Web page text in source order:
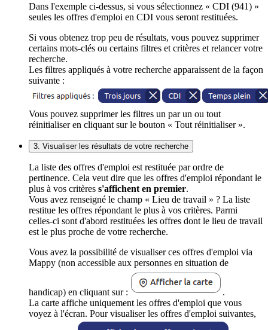
Dans l'exemple ci-dessus, si vous sélectionnez « CDI (941) »
seules les offres d'emploi en CDI vous seront restituées.
Si vous obtenez trop peu de résultats, vous pouvez supprimer
certains mots-clés ou certains filtres et critères et relancer votre
recherche.
Les filtres appliqués à votre recherche apparaissent de la façon
suivante :
Vous pouvez supprimer les filtres un par un ou tout
réinitialiser en cliquant sur le bouton « Tout réinitialiser ».
3. Visualiser les résultats de votre recherche
La liste des offres d'emploi est restituée par ordre de
pertinence. Cela veut dire que les offres d'emploi répondant le
plus à vos critères s'affichent en premier.
Vous avez renseigné le champ « Lieu de travail » ? La liste
restitue les offres répondant le plus à vos critères. Parmi
celles-ci sont d'abord restituées les offres dont le lieu de travail
est le plus proche de votre recherche.
Vous avez la possibilité de visualiser ces offres d'emploi via
Mappy (non accessible aux personnes en situation de
handicap) en cliquant sur :
.
La carte affiche uniquement les offres d'emploi que vous
voyez à l'écran. Pour visualiser les offres d'emploi suivantes,